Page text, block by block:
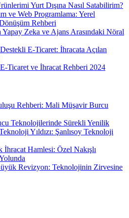
Yurt Dışına Nasıl Satabilirim?
ve Web Programlama: Yerel
Rehberi
Yapay Zeka ve Ajans Arasındaki Nöral
E-Ticaret: İhracata Açılan
Ticaret ve İhracat Rehberi 2024
Rehberi: Mali Müşavir Burcu
Teknolojilerinde Sürekli Yenilik
Yıldızı: Şanlısoy Teknoloji
Hamlesi: Özel Nakışlı
Revizyon: Teknolojinin Zirvesine